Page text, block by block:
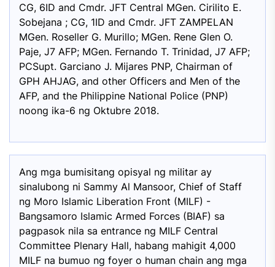
CG, 6ID and Cmdr. JFT Central MGen. Cirilito E.
Sobejana ; CG, 1ID and Cmdr. JFT ZAMPELAN
MGen. Roseller G. Murillo; MGen. Rene Glen O.
Paje, J7 AFP; MGen. Fernando T. Trinidad, J7 AFP;
PCSupt. Garciano J. Mijares PNP, Chairman of
GPH AHJAG, and other Officers and Men of the
AFP, and the Philippine National Police (PNP)
noong ika-6 ng Oktubre 2018.
Ang mga bumisitang opisyal ng militar ay
sinalubong ni Sammy Al Mansoor, Chief of Staff
ng Moro Islamic Liberation Front (MILF) -
Bangsamoro Islamic Armed Forces (BIAF) sa
pagpasok nila sa entrance ng MILF Central
Committee Plenary Hall, habang mahigit 4,000
MILF na bumuo ng foyer o human chain ang mga